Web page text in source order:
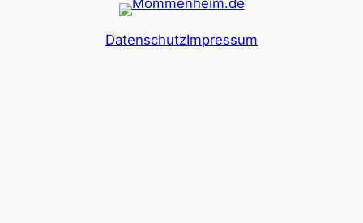
DatenschutzImpressum